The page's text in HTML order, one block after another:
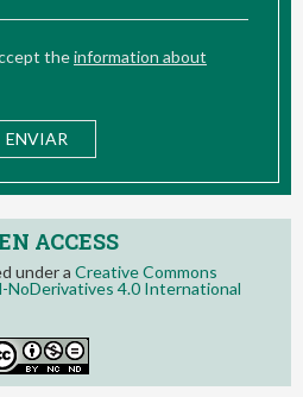
theinformation about
ACCESS
under a Creative Commons
4.0 International